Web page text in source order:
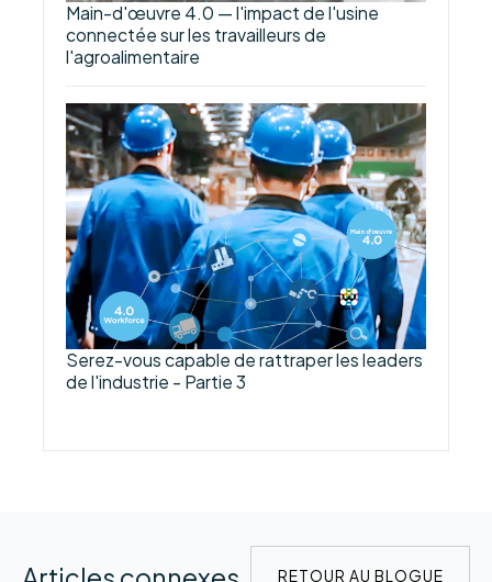
Main-d'œuvre 4.0 — l'impact de l'usine
connectée sur les travailleurs de
l'agroalimentaire
Serez-vous capable de rattraper les leaders
de l'industrie - Partie 3
RETOUR AU BLOGUE